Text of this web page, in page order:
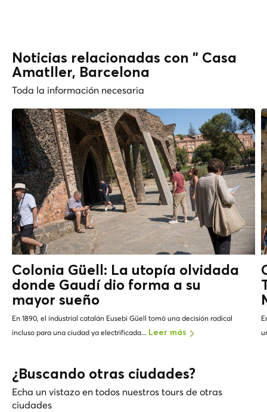
Noticias relacionadas con " Casa
Amatller, Barcelona
Toda la información necesaria
Colonia Güell: La utopía olvidada
donde Gaudí dio forma a su
mayor sueño
En 1890, el industrial catalán Eusebi Güell tomó una decisión radical
incluso para una ciudad ya electrificada... Leer más
¿Buscando otras ciudades?
Echa un vistazo en todos nuestros tours de otras
ciudades